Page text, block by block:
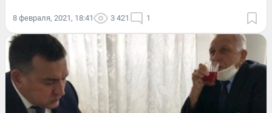
8 февраля, 2021, 18:41 3 421 1